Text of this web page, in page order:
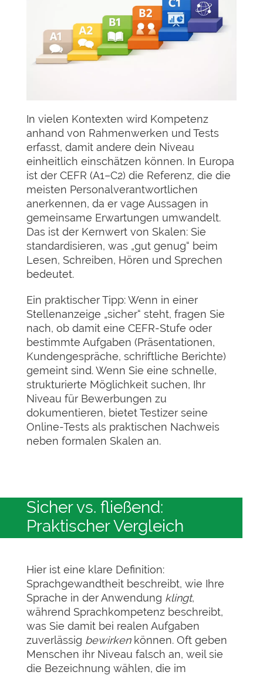
In vielen Kontexten wird Kompetenz
anhand von Rahmenwerken und Tests
erfasst, damit andere dein Niveau
einheitlich einschätzen können. In Europa
ist der CEFR (A1–C2) die Referenz, die die
meisten Personalverantwortlichen
anerkennen, da er vage Aussagen in
gemeinsame Erwartungen umwandelt.
Das ist der Kernwert von Skalen: Sie
standardisieren, was „gut genug“ beim
Lesen, Schreiben, Hören und Sprechen
bedeutet.
Ein praktischer Tipp: Wenn in einer
Stellenanzeige „sicher“ steht, fragen Sie
nach, ob damit eine CEFR-Stufe oder
bestimmte Aufgaben (Präsentationen,
Kundengespräche, schriftliche Berichte)
gemeint sind. Wenn Sie eine schnelle,
strukturierte Möglichkeit suchen, Ihr
Niveau für Bewerbungen zu
dokumentieren, bietet Testizer seine
Online-Tests als praktischen Nachweis
neben formalen Skalen an.
Sicher vs. fließend:
Praktischer Vergleich
Hier ist eine klare Definition:
Sprachgewandtheit beschreibt, wie Ihre
Sprache in der Anwendung klingt,
während Sprachkompetenz beschreibt,
was Sie damit bei realen Aufgaben
zuverlässig bewirkenkönnen. Oft geben
Menschen ihr Niveau falsch an, weil sie
die Bezeichnung wählen, die im